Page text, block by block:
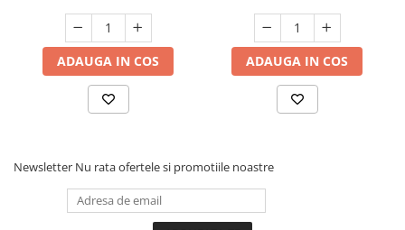
ADAUGA IN COS ADAUGA IN COS
Newsletter Nu rata ofertele si promotiile noastre